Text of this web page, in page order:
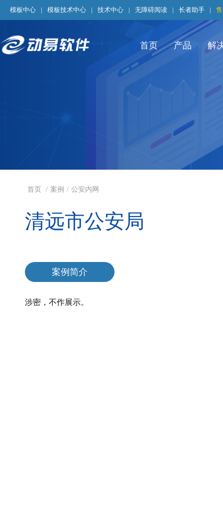
模板中心 | 模板技术中心 | 技术中心 | 无障碍阅读 | 长者助手 |
首页 产品 解
首页 / 案例 / 公安内网
清远市公安局
案例简介
涉密，不作展示。